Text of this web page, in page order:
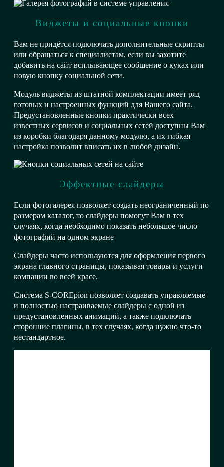
Виджеты и социальные кнопки
Вам не придётся подключать дополнительные скрипты
или обращаться к специалистам, если вы захотите
добавить на сайт всплывающее сообщение о куках или
новую кнопку социальной сети.
Модуль виджеты из штатной комплектации имеет ряд
готовых и настроенных функций для Вашего сайта.
Предустановленные кнопки практически всех
известных сервисов и социальных сетей доступны Вам
из коробки благодаря данному модулю, а их гибкая
настройка позволит вписать их в любой дизайн.
Эффектные слайдеры
Если фотогалерея позволяет создать неограниченный по
размерам каталог, то слайдеры помогут Вам в тех
случаях, когда необходимо показать небольшое число
фотографий на одном экране
Слайдеры часто используются для оформления первого
экрана главного страницы, показывая товары и услуги
компании во всей красе.
Система S-COREpion позволяет создавать управляемые
и полностью настраиваемые слайдеры с одной из
предустановленных анимаций, а также подключать
сторонние плагины, в тех случаях, когда нужно что-то
нестандартное.